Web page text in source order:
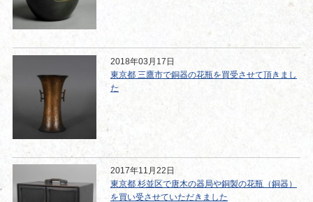
2018年03月17日
東京都 三鷹市で銅器の花瓶を買受させて頂きまし
た
2017年11月22日
東京都 杉並区で唐木の器局や銅製の花瓶（銅器）
を買い受させていただきました